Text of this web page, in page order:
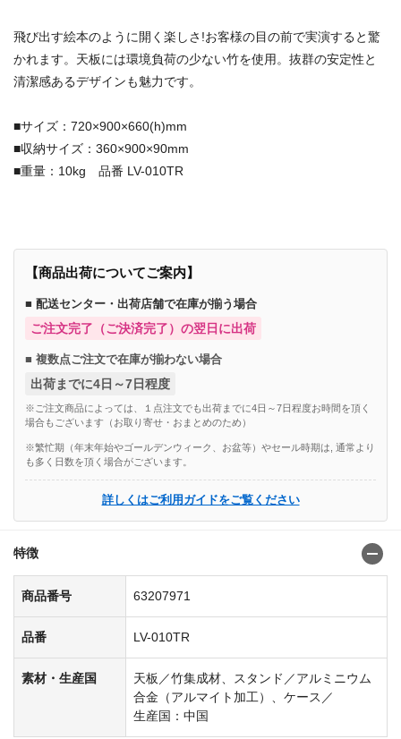
飛び出す絵本のように開く楽しさ!お客様の目の前で実演すると驚
かれます。天板には環境負荷の少ない竹を使用。抜群の安定性と
清潔感あるデザインも魅力です。
■サイズ：720×900×660(h)mm
■収納サイズ：360×900×90mm
■重量：10kg 品番 LV-010TR
【商品出荷についてご案内】
■ 配送センター・出荷店舗で在庫が揃う場合
ご注文完了（ご決済完了）の翌日に出荷
■ 複数点ご注文で在庫が揃わない場合
出荷までに4日～7日程度
※ご注文商品によっては、１点注文でも出荷までに4日～7日程度お時間を頂く
場合もございます（お取り寄せ・おまとめのため）
※繁忙期（年末年始やゴールデンウィーク、お盆等）やセール時期は, 通常より
も多く日数を頂く場合がございます。
詳しくはご利用ガイドをご覧ください
特徴
商品番号 63207971
品番 LV-010TR
素材・生産国
天板／竹集成材、スタンド／アルミニウム
合金（アルマイト加工）、ケース／
生産国：中国